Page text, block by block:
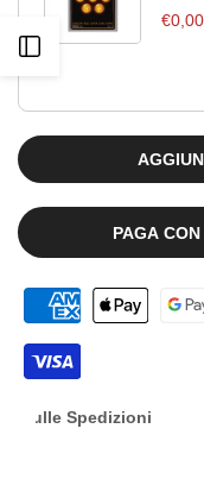
Apri
Promo
Pack
Promo€0,00
PAGA
Sulle Spedizioni